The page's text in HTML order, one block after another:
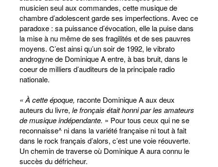
musicien seul aux commandes, cette musique de
chambre d’adolescent garde ses imperfections. Avec ce
paradoxe : sa puissance d’évocation, elle la puise dans
la mise à nu même de ses fragilités et de ses pauvres
moyens. C’est ainsi qu’un soir de 1992, le vibrato
androgyne de Dominique A entre, à bas bruit, dans le
coeur de milliers d’auditeurs de la principale radio
nationale.
« À cette époque, raconte Dominique A aux deux
auteurs du livre, le fronçais était honni par les amateurs
de musique indépendante. » Pour tous ceux qui ne se
reconnaisse^ ni dans la variété française ni tout à fait
dans le rock français d’alors, c’est une voie réouverte.
Un chemin de traverse où Dominique A aura connu le
succès du défricheur.